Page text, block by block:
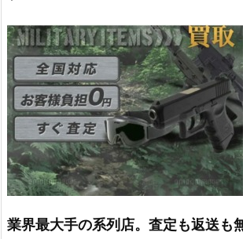
業界最大手の系列店。査定も返送も